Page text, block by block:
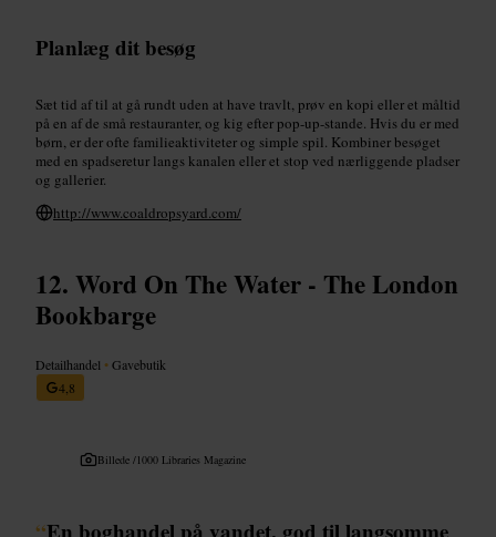
Planlæg dit besøg
Sæt tid af til at gå rundt uden at have travlt, prøv en kopi eller et måltid
på en af de små restauranter, og kig efter pop-up-stande. Hvis du er med
børn, er der ofte familieaktiviteter og simple spil. Kombiner besøget
med en spadseretur langs kanalen eller et stop ved nærliggende pladser
og gallerier.
http://www.coaldropsyard.com/
Word On The Water - The London
Bookbarge
Detailhandel •Gavebutik
4,8
Billede /1000 Libraries Magazine
“En boghandel på vandet, god til langsomme